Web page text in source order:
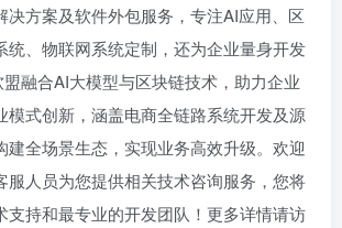
决方案及软件外包服务，专注AI应用、区
统、物联网系统定制，还为企业量身开发
融合AI大模型与区块链技术，助力企业
模式创新，涵盖电商全链路系统开发及源
建全场景生态，实现业务高效升级。欢迎
服人员为您提供相关技术咨询服务，您将
支持和最专业的开发团队！更多详情请访